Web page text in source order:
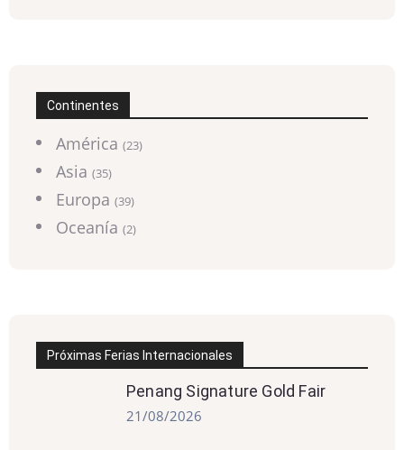
Continentes
América (23)
Asia (35)
Europa (39)
Oceanía (2)
Próximas Ferias Internacionales
Penang Signature Gold Fair
21/08/2026